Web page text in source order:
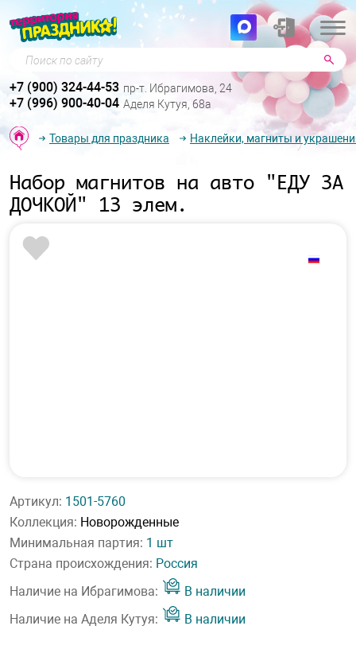
Поиск по сайту
+7 (900) 324-44-53 пр-т. Ибрагимова, 24
+7 (996) 900-40-04 Аделя Кутуя, 68а
Товары для праздника Наклейки, магниты и
Набор магнитов на авто "ЕДУ ЗА
ДОЧКОЙ" 13 элем.
Артикул: 1501-5760
Коллекция: Новорожденные
Минимальная партия: 1 шт
Страна происхождения: Россия
Наличие на Ибрагимова:
В наличии
Наличие на Аделя Кутуя:
В наличии